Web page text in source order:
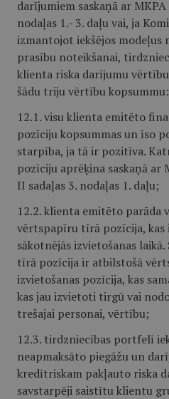
darījumiem saskaņā ar
nodaļas 1.- 3. daļu vai, ja
izmantojot iekšējos modeļus
prasību noteikšanai,
klienta riska darījumu
šādu triju vērtību kopsummu:
12.1. visu klienta emitēto
pozīciju kopsummas un īso
starpība, ja tā ir pozitīva.
pozīciju aprēķina saskaņā ar
II sadaļas 3. nodaļas 1. daļu;
12.2. klienta emitēto
vērtspapīru tīrā pozīcija, kas
sākotnējās izvietošanas
tīrā pozīcija ir atbilstošā
izvietošanas pozīcija, kas
kas jau izvietoti tirgū vai
trešajai personai, vērtību;
12.3. tirdzniecības portfelī
neapmaksāto piegāžu un
kredītriskam pakļauto riska
savstarpēji saistītu klientu